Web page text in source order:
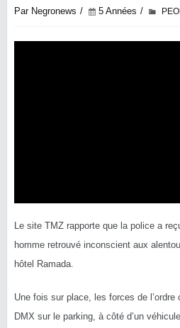
Par Negronews 5 Années
Le site TMZ rapporte que la police a
homme retrouvé inconscient aux
hôtel Ramada.
Une fois sur place, les forces de
DMX sur le parking, à côté d’un